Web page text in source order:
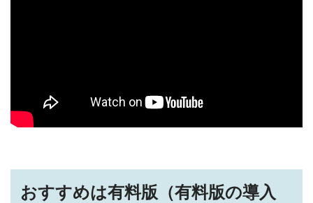
おすすめは有料版（有料版の導入